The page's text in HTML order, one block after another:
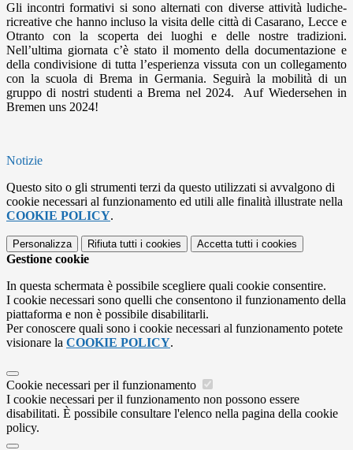
Gli incontri formativi si sono alternati con diverse attività ludiche-
ricreative che hanno incluso la visita delle città di Casarano, Lecce e
Otranto con la scoperta dei luoghi e delle nostre tradizioni.
Nell’ultima giornata c’è stato il momento della documentazione e
della condivisione di tutta l’esperienza vissuta con un collegamento
con la scuola di Brema in Germania. Seguirà la mobilità di un
gruppo di nostri studenti a Brema nel 2024. Auf Wiedersehen in
Bremen uns 2024!
Notizie
Questo sito o gli strumenti terzi da questo utilizzati si avvalgono di
cookie necessari al funzionamento ed utili alle finalità illustrate nella
COOKIE POLICY.
Personalizza Rifiuta tutti i cookies Accetta tutti i cookies
Gestione cookie
In questa schermata è possibile scegliere quali cookie consentire.
I cookie necessari sono quelli che consentono il funzionamento della
piattaforma e non è possibile disabilitarli.
Per conoscere quali sono i cookie necessari al funzionamento potete
visionare la COOKIE POLICY.
Cookie necessari per il funzionamento
I cookie necessari per il funzionamento non possono essere
disabilitati. È possibile consultare l'elenco nella pagina della cookie
policy.